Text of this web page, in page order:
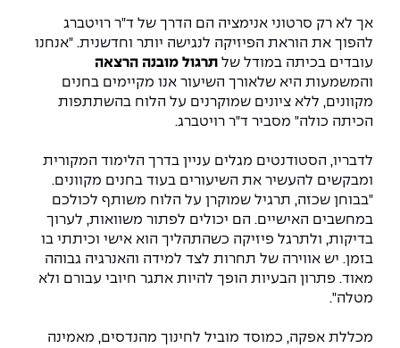
אך לא רק סרטוני אנימציה הם הדרך של ד"ר רויטברג
להפוך את הוראת הפיזיקה לנגישה יותר וחדשנית. "אנחנו
עובדים בכיתה במודל של תרגול מובנה הרצאה
והמשמעות היא שלאורך השיעור אנו מקיימים בחנים
מקוונים, ללא ציונים שמוקרנים על הלוח בהשתתפות
הכיתה כולה" מסביר ד"ר רויטברג.
לדבריו, הסטודנטים מגלים עניין בדרך הלימוד המקורית
ומבקשים להעשיר את השיעורים בעוד בחנים מקוונים.
"בבוחן שכזה, תרגיל שמוקרן על הלוח משותף לכולכם
במחשבים האישיים. הם יכולים לפתור משוואות, לערוך
בדיקות, ולתרגל פיזיקה כשהתהליך הוא אישי וכיתתי בו
בזמן. יש אווירה של תחרות לצד למידה והאנרגיה גבוהה
מאוד. פתרון הבעיות הופך להיות אתגר חיובי עבורם ולא
מטלה".
מכללת אפקה, כמוסד מוביל לחינוך מהנדסים, מאמינה
לעבוד באפקה
משרות פנויות
אזור אישי
כניסה לסגל
כניסה לסטודנטים
היחידה ללימודי חוץ
קורס ניהול לוגיסטיקה ורכש
קורס ניהול מוצר בשילוב AI
קורס אנרגיה מתחדשת
אווירה נפיצה במתקני חשמל ומכשור
קורס ניהול פרויקטים בשילוב AI
היחידה לבינלאומיות
שכר לימוד
The Afeka Shop
חנות החדשנות והיזמות